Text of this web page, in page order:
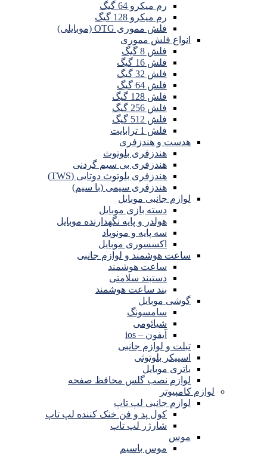
رم میکرو 64 گیگ
رم میکرو 128 گیگ
فلش مموری OTG (موبایلی)
انواع فلش مموری
فلش 8 گیگ
فلش 16 گیگ
فلش 32 گیگ
فلش 64 گیگ
فلش 128 گیگ
فلش 256 گیگ
فلش 512 گیگ
فلش 1 ترابایت
هدست و هندزفری
هندزفری بلوتوث
هندزفری بی سیم گردنی
هندزفری بلوتوث دوتایی (TWS)
هندزفری سیمی (با سیم)
لوازم جانبی موبایل
دسته بازی موبایل
هولدر و پایه نگهدارنده موبایل
سه پایه و مونوپاد
اکسسوری موبایل
ساعت هوشمند و لوازم جانبی
ساعت هوشمند
دستبند سلامتی
بند ساعت هوشمند
گوشی موبایل
سامسونگ
شیائومی
آیفون – ios
تبلت و لوازم جانبی
اسپیکر بلوتوثی
باتری موبایل
لوازم نصب گلس محافظ صفحه
لوازم کامپیوتر
لوازم جانبی لپ تاپ
کول پد و فن خنک کننده لپ تاپ
شارژر لپ تاپ
موس
موس باسیم